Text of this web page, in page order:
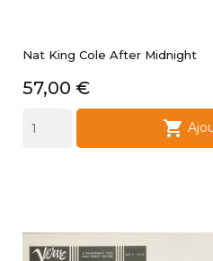
Nat King Cole After Midnight
Prix
57,00 €
